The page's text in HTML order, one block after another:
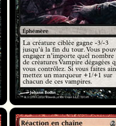
Réaction en chaîne